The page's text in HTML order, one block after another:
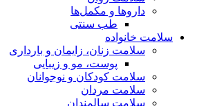
داروها و مکمل‌ها
طب سنتی
سلامت خانواده
سلامت زنان، زایمان و بارداری
پوست، مو و زیبایی
سلامت کودکان و نوجوانان
سلامت مردان
سلامت سالمندان